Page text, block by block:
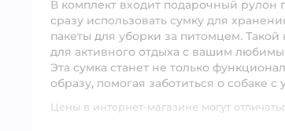
В комплект входит подарочный рулон
сразу использовать сумку для
пакеты для уборки за питомцем.
для активного отдыха с вашим
Эта сумка станет не только
образу, помогая заботиться о собаке
Цены в интернет-магазине могут